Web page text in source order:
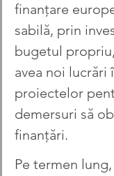
finanțare
sa­bilă, prin
bugetul
avea noi lucrări
proiectelor
demersuri să
finanțări.
Pe termen